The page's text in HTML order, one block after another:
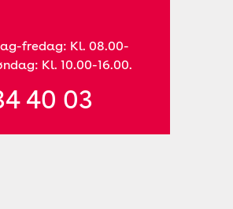
fredag: Kl. 08.00-
Kl. 10.00-16.00.
40 03